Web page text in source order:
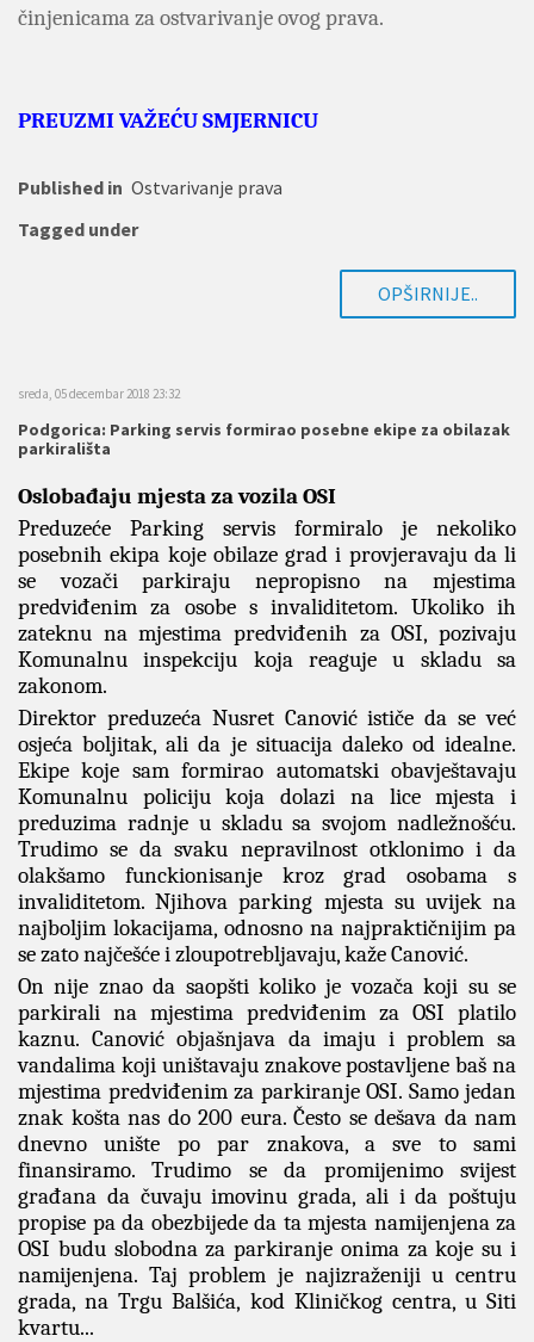
činjenicama za ostvarivanje ovog prava.
PREUZMI VAŽEĆU SMJERNICU
Published in Ostvarivanje prava
Tagged under
OPŠIRNIJE..
sreda, 05 decembar 2018 23:32
Podgorica: Parking servis formirao posebne ekipe za obilazak
parkirališta
Oslobađaju mjesta za vozila OSI
Preduzeće Parking servis formiralo je nekoliko
posebnih ekipa koje obilaze grad i provjeravaju da li
se vozači parkiraju nepropisno na mjestima
predviđenim za osobe s invaliditetom. Ukoliko ih
zateknu na mjestima predviđenih za OSI, pozivaju
Komunalnu inspekciju koja reaguje u skladu sa
zakonom.
Direktor preduzeća Nusret Canović ističe da se već
osjeća boljitak, ali da je situacija daleko od idealne.
Ekipe koje sam formirao automatski obavještavaju
Komunalnu policiju koja dolazi na lice mjesta i
preduzima radnje u skladu sa svojom nadležnošću.
Trudimo se da svaku nepravilnost otklonimo i da
olakšamo funckionisanje kroz grad osobama s
invaliditetom. Njihova parking mjesta su uvijek na
najboljim lokacijama, odnosno na najpraktičnijim pa
se zato najčešće i zloupotrebljavaju, kaže Canović.
On nije znao da saopšti koliko je vozača koji su se
parkirali na mjestima predviđenim za OSI platilo
kaznu. Canović objašnjava da imaju i problem sa
vandalima koji uništavaju znakove postavljene baš na
mjestima predviđenim za parkiranje OSI. Samo jedan
znak košta nas do 200 eura. Često se dešava da nam
dnevno unište po par znakova, a sve to sami
finansiramo. Trudimo se da promijenimo svijest
građana da čuvaju imovinu grada, ali i da poštuju
propise pa da obezbijede da ta mjesta namijenjena za
OSI budu slobodna za parkiranje onima za koje su i
namijenjena. Taj problem je najizraženiji u centru
grada, na Trgu Balšića, kod Kliničkog centra, u Siti
kvartu...